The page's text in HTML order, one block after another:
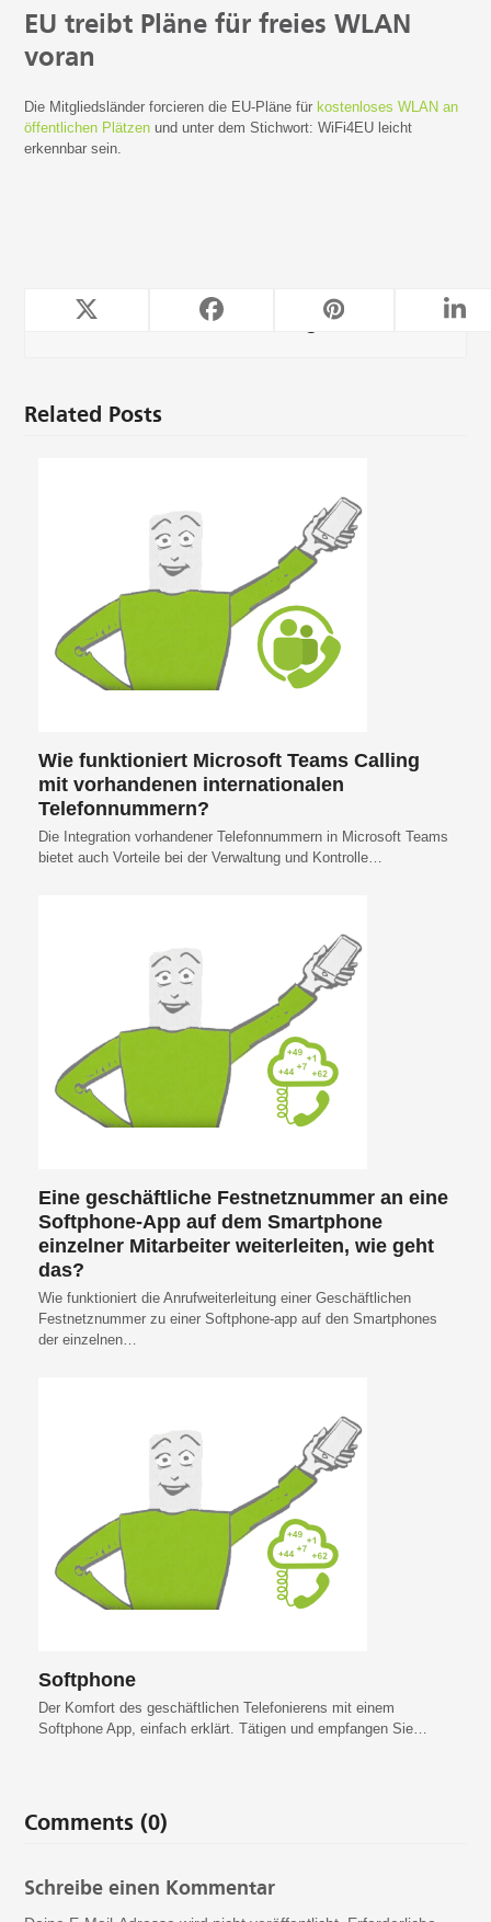
EU treibt Pläne für freies WLAN
voran
Die Mitgliedsländer forcieren die EU-Pläne für kostenloses WLAN an
öffentlichen Plätzen und unter dem Stichwort: WiFi4EU leicht
erkennbar sein.
TeleForwarding
Related Posts
Wie funktioniert Microsoft Teams Calling
mit vorhandenen internationalen
Telefonnummern?
Die Integration vorhandener Telefonnummern in Microsoft Teams
bietet auch Vorteile bei der Verwaltung und Kontrolle…
Eine geschäftliche Festnetznummer an eine
Softphone-App auf dem Smartphone
einzelner Mitarbeiter weiterleiten, wie geht
das?
Wie funktioniert die Anrufweiterleitung einer Geschäftlichen
Festnetznummer zu einer Softphone-app auf den Smartphones
der einzelnen…
Softphone
Der Komfort des geschäftlichen Telefonierens mit einem
Softphone App, einfach erklärt. Tätigen und empfangen Sie…
Comments (0)
Schreibe einen Kommentar